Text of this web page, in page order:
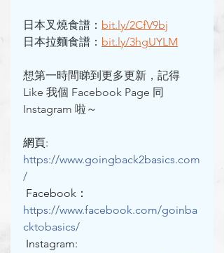
日本叉燒食譜： bit.ly/2CfV9bj
日本拉麵食譜： bit.ly/3hgUYLM
想第一時間睇到更多更新，記得
Like 我個 Facebook Page 同
Instagram 啦～
網頁:
https://www.goingback2basics.com
/
Facebook：
https://www.facebook.com/goinba
cktobasics/
Instagram: